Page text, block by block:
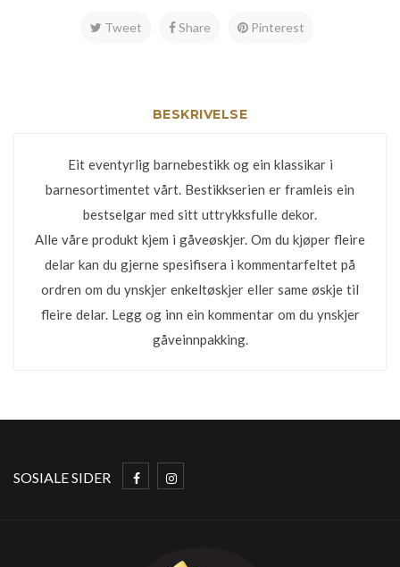
Tweet Share Pinterest
BESKRIVELSE
Eit eventyrlig barnebestikk og ein klassikar i
barnesortimentet vårt. Bestikkserien er framleis ein
bestselgar med sitt uttrykksfulle dekor.
Alle våre produkt kjem i gåveøskjer. Om du kjøper fleire
delar kan du gjerne spesifisera i kommentarfeltet på
ordren om du ynskjer enkeltøskjer eller same øskje til
fleire delar. Legg og inn ein kommentar om du ynskjer
gåveinnpakking.
SOSIALE SIDER